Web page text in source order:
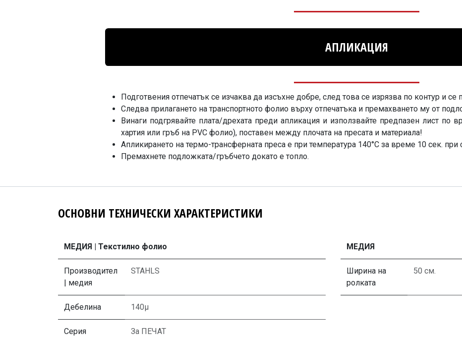
АПЛИКАЦИЯ
Подготвения отпечатък се изчаква да изсъхне добре, след това се изрязва по контур и
Следва прилагането на транспортното фолио върху отпечатъка и премахването му от
Винаги подгрявайте плата/дрехата преди апликация и използвайте предпазен лист по
хартия или гръб на PVC фолио), поставен между плочата на пресата и материала!
Апликирането на термо-трансферната преса е при температура 140°C за време 10 сек. при
Премахнете подложката/гръбчето докато е топло.
ОСНОВНИ ТЕХНИЧЕСКИ ХАРАКТЕРИСТИКИ
МЕДИЯ | Текстилно фолио
Производител
| медия
STAHLS
Дебелина 140μ
Серия За ПЕЧАТ
МЕДИЯ
Ширина на
ролката
50 см.